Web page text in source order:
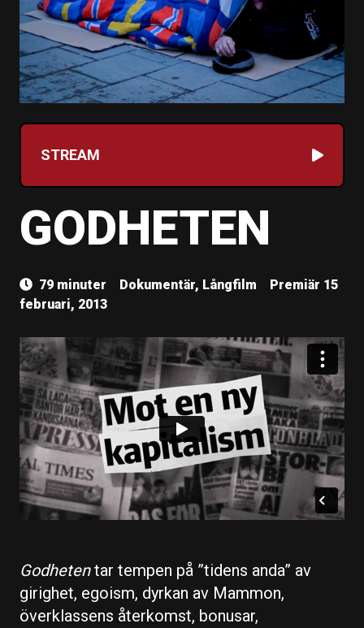
STREAM
GODHETEN
79 minuter Dokumentär, Långfilm
Premiär 15
februari, 2013
Godhetentar tempen på ”tidens anda” av
girighet, egoism, dyrkan av Mammon,
överklassens återkomst, bonusar,